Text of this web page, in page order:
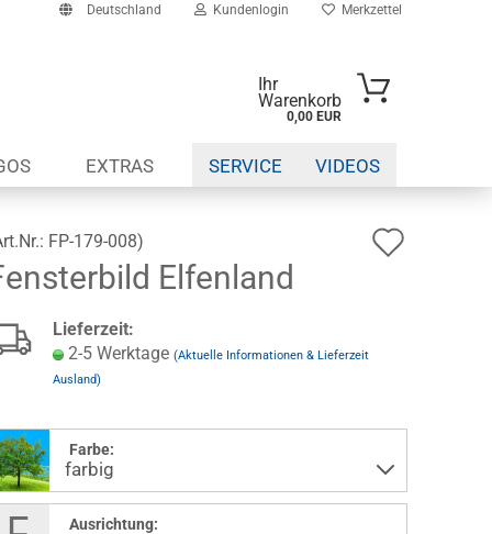
Deutschland Kundenlogin
vergessen?
Merkzettel
Ihr
Warenkorb
0,00 EUR
EXTRAS SERVICE VIDEOS
FP-179-008)
Elfenland
Lieferzeit:
2-5 Werktage (Aktuelle Informationen & Lieferzeit
Ausland)
Farbe:
Ausrichtung: